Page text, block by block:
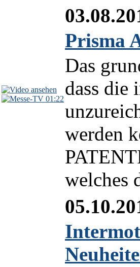
01:22
Prisma
Das
dass die
werden
welches